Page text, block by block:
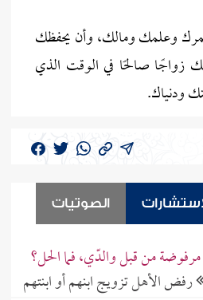
وعلمك ومالك، وأن يحفظك
زواجًا صالحًا في الوقت الذي
ودنياك.
الصوتيات
من قبل والدّي، فما الحل؟
رفض الأهل تزويج ابنهم أو ابنتهم